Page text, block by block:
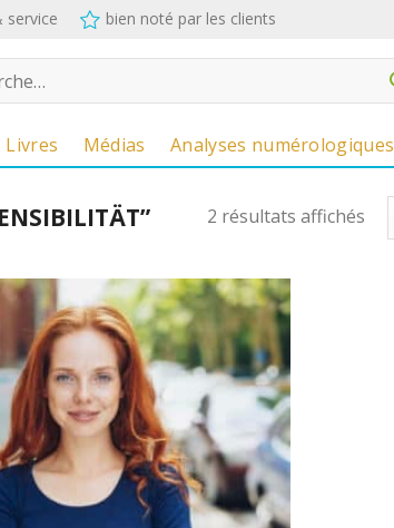
service bien noté par les clients
Livres Médias Analyses numérologiques
2 résultats affichés
Ajouter
au
mémo